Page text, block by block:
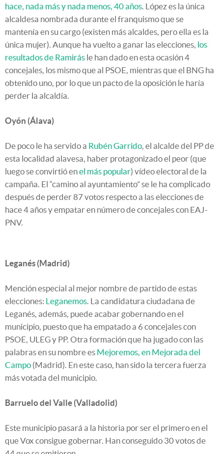
hace, nada más y nada menos, 40 años. López es la única
alcaldesa nombrada durante el franquismo que se
mantenía en su cargo (existen más alcaldes, pero ella es la
única mujer). Aunque ha vuelto a ganar las elecciones, los
resultados de Ramirás le han dado en esta ocasión 4
concejales, los mismo que al PSOE, mientras que el BNG ha
obtenido uno, por lo que un pacto de la oposición le haría
perder la alcaldía.
Oyón (Álava)
De poco le ha servido a Rubén Garrido, el alcalde del PP de
esta localidad alavesa, haber protagonizado el peor (que
luego se convirtió enel más popular) vídeo electoral de la
campaña. El “camino al ayuntamiento” se le ha complicado
después de perder 87 votos respecto a las elecciones de
hace 4 años y empatar en número de concejales con EAJ-
PNV.
Leganés (Madrid)
Mención especial al mejor nombre de partido de estas
elecciones: Leganemos. La candidatura ciudadana de
Leganés, además, puede acabar gobernando en el
municipio, puesto que ha empatado a 6 concejales con
PSOE, ULEG y PP. Otra formación que ha jugado con las
palabras en su nombre es Mejoremos, en Mejorada del
Campo (Madrid). En este caso, han sido la tercera fuerza
más votada del municipio.
Barruelo del Valle (Valladolid)
Este municipio pasará a la historia por ser el primero en el
que Vox consigue gobernar. Han conseguido 30 votos de